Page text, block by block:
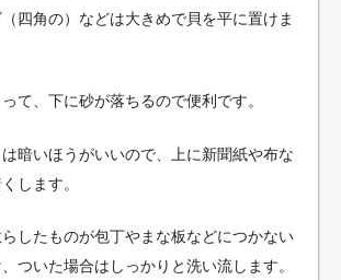
四角の）などは大きめで貝を平に置けま
て、下に砂が落ちるので便利です。
暗いほうがいいので、上に新聞紙や布な
します。
したものが包丁やまな板などにつかない
ついた場合はしっかりと洗い流します。